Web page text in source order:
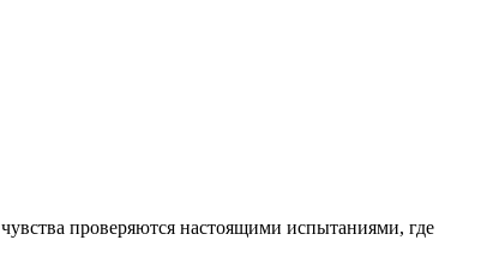
проверяются настоящими испытаниями, где